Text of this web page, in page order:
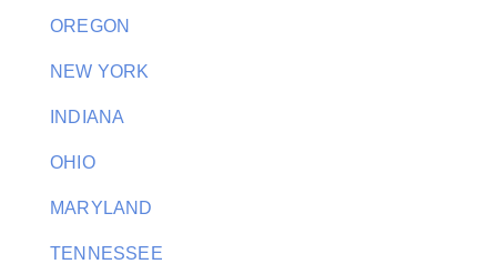
OREGON
NEW YORK
INDIANA
OHIO
MARYLAND
TENNESSEE